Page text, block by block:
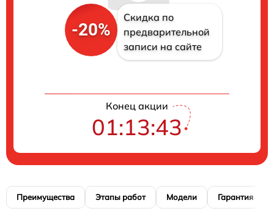
-20%
Скидка по
предварительной
записи на сайте
Конец акции
01:13:42
Преимущества Этапы работ Модели Гарантия